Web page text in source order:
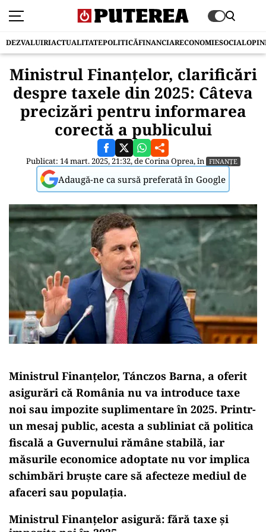
DEZVALUIRIACTUALITATEPOLITICĂFINANCIARECONOMIESOCIAL
Ministrul Finanțelor, clarificări
despre taxele din 2025: Câteva
precizări pentru informarea
corectă a publicului
Publicat: 14 mart. 2025, 21:32, deCorina Oprea, în FINANȚE
Adaugă-ne ca sursă preferată în Google
Ministrul Finanțelor, Tánczos Barna, a oferit
asigurări că România nu va introduce taxe
noi sau impozite suplimentare în 2025. Printr-
un mesaj public, acesta a subliniat că politica
fiscală a Guvernului rămâne stabilă, iar
măsurile economice adoptate nu vor implica
schimbări bruște care să afecteze mediul de
afaceri sau populația.
Ministrul Finanțelor asigură: fără taxe și